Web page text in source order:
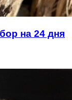
на 24 дня